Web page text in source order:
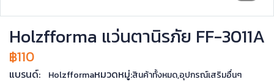
Holzfforma แว่นตานิรภัย FF-3011A
฿110
แบรนด์: Holzfformaหมวดหมู่:สินค้าทั้งหมด,อุปกรณ์เสริมอื่นๆ